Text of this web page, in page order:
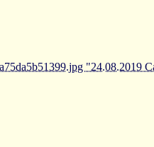
"24.08.2019